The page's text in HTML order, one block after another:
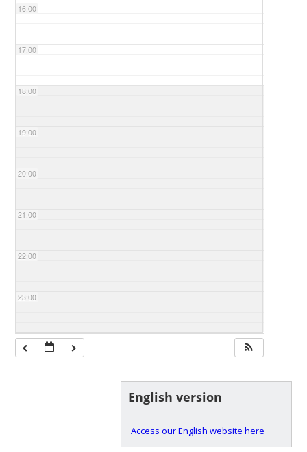
16:00
17:00
18:00
19:00
20:00
21:00
22:00
23:00
English version
Access our English website here